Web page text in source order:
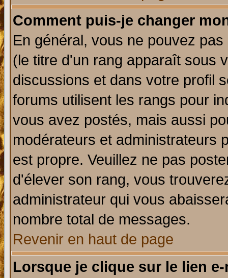
Comment puis-je changer
En général, vous ne pouvez
(le titre d'un rang apparaît sous
discussions et dans votre profil
forums utilisent les rangs pour
vous avez postés, mais aussi
modérateurs et administrateurs
est propre. Veuillez ne pas
d'élever son rang, vous
administrateur qui vous
nombre total de messages.
Revenir en haut de page
Lorsque je clique sur le lien